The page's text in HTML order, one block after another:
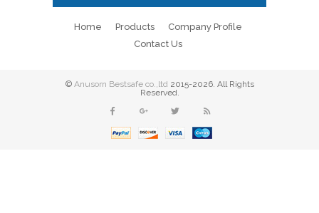
Home Products
Company Profile
Contact Us
© Anusorn Bestsafe co.,ltd 2015-2026. All Rights
Reserved.